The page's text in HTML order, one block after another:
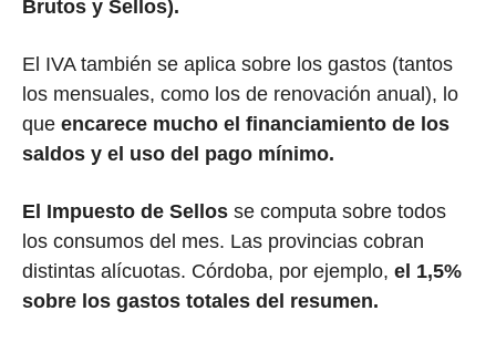
Brutos y Sellos).
El IVA también se aplica sobre los gastos (tantos
los mensuales, como los de renovación anual), lo
que encarece mucho el financiamiento de los
saldos y el uso del pago mínimo.
El Impuesto de Sellos se computa sobre todos
los consumos del mes. Las provincias cobran
distintas alícuotas. Córdoba, por ejemplo, el 1,5%
sobre los gastos totales del resumen.